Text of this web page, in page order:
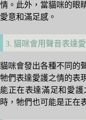
情。此外，當貓咪的眼
愛意和滿足感。
3. 貓咪會用聲音表達
貓咪會發出各種不同的
牠們表達愛護之情的表
能正在表達滿足和愛
時，牠們也可能是正在